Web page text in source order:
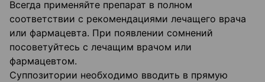
Всегда применяйте препарат в полном
соответствии с рекомендациями лечащего врача
или фармацевта. При появлении сомнений
посоветуйтесь с лечащим врачом или
фармацевтом.
Суппозитории необходимо вводить в прямую